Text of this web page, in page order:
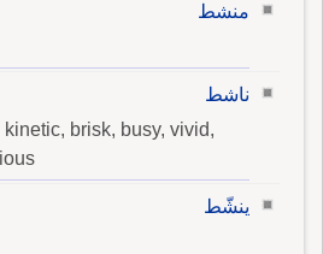
منشط
ناشط
brisk, busy, vivid,
ينشّط